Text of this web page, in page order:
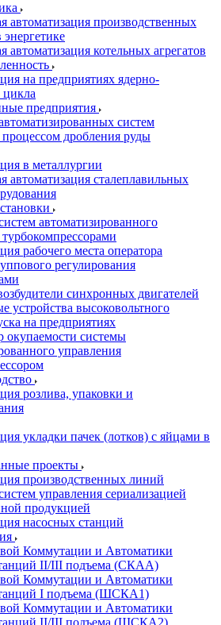
автоматизация производственных
энергетике
автоматизация котельных агрегатов
на предприятиях ядерно-
цикла
предприятия
систем
дробления руды
в металлургии
автоматизация сталеплавильных
автоматизированного
рабочего места оператора
регулирования
синхронных двигателей
устройства высоковольтного
на предприятиях
окупаемости системы
управления
розлива, упаковки и
укладки пачек (лотков) с яйцами в
проекты
производственных линий
управления сериализацией
продукцией
насосных станций
Коммутации и Автоматики
II/III подъема (СКАА)
Коммутации и Автоматики
I подъема (ШСКА1)
Коммутации и Автоматики
II/III подъема (ШСКА2)